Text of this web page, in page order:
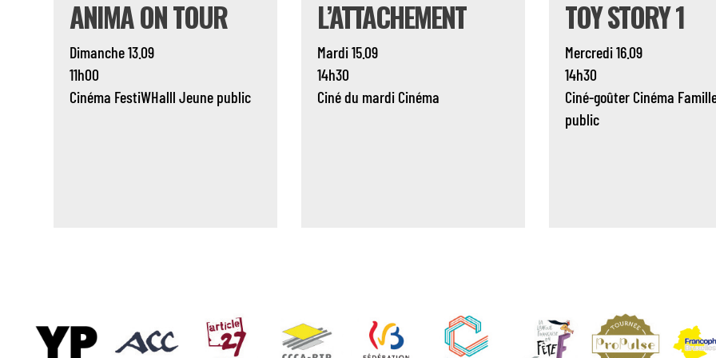
ANIMA ON TOUR
Dimanche 13.09
11h00
Cinéma FestiWHalll Jeune public
L’ATTACHEMENT
Mardi 15.09
14h30
Ciné du mardi Cinéma
TOY STORY 1
Mercredi 16.09
14h30
Ciné-goûter Cinéma
public